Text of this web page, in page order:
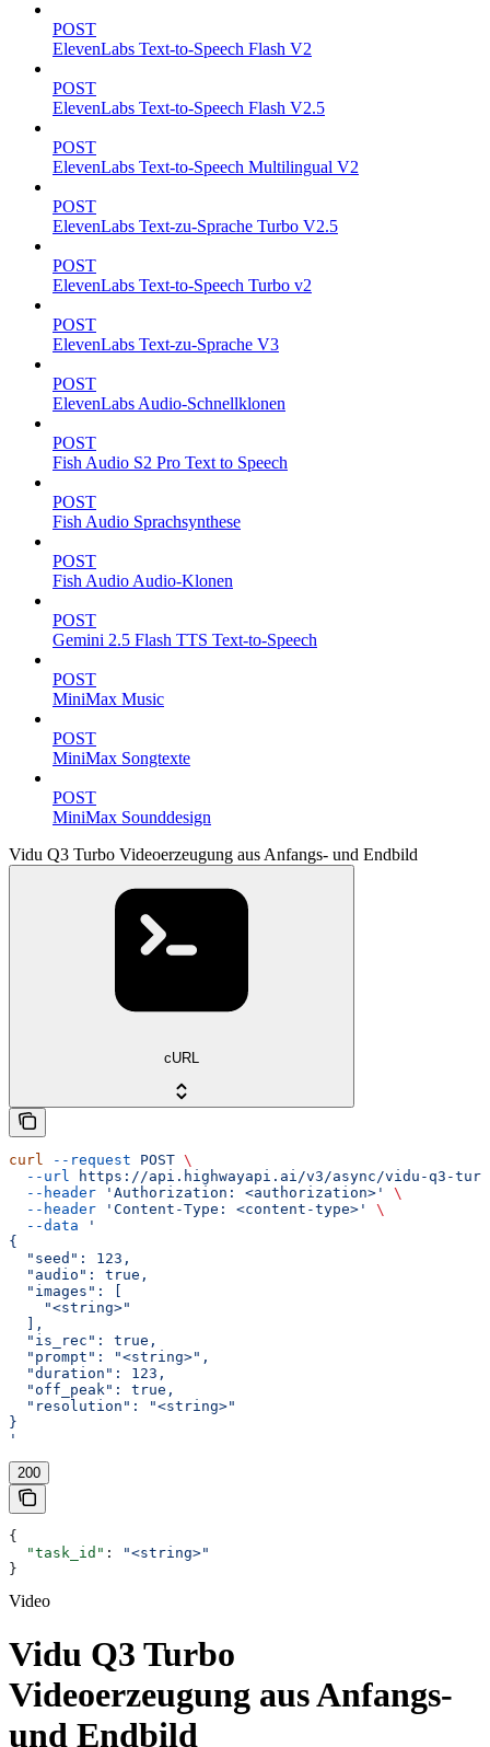
POST
ElevenLabs Text-to-Speech Flash V2
POST
ElevenLabs Text-to-Speech Flash V2.5
POST
ElevenLabs Text-to-Speech Multilingual V2
POST
ElevenLabs Text-zu-Sprache Turbo V2.5
POST
ElevenLabs Text-to-Speech Turbo v2
POST
ElevenLabs Text-zu-Sprache V3
POST
ElevenLabs Audio-Schnellklonen
POST
Fish Audio S2 Pro Text to Speech
POST
Fish Audio Sprachsynthese
POST
Fish Audio Audio-Klonen
POST
Gemini 2.5 Flash TTS Text-to-Speech
POST
MiniMax Music
POST
MiniMax Songtexte
POST
MiniMax Sounddesign
Vidu Q3 Turbo Videoerzeugung aus Anfangs- und Endbild
cURL
curl --request POST \
  --url
https://api.highwayapi.ai/v3/async/vidu-q3-
  --header
'Authorization: <authorization>'
\
  --header
'Content-Type: <content-type>'
\
  --data
'
{
  "seed": 123,
  "audio": true,
  "images": [
    "<string>"
  ],
  "is_rec": true,
  "prompt": "<string>",
  "duration": 123,
  "off_peak": true,
  "resolution": "<string>"
}
'
200
{
  "task_id"
:
"<string>"
}
Video
Vidu Q3 Turbo
Videoerzeugung aus Anfangs-
und Endbild